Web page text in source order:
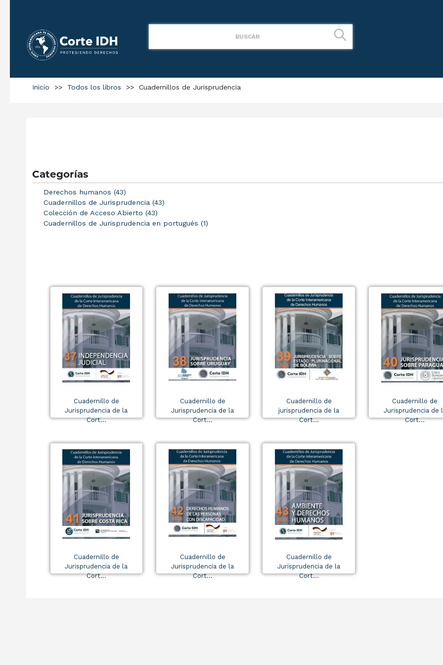
Inicio >> Todos los libros >> Cuadernillos de Jurisprudencia
Categorías
Derechos humanos (43)
Cuadernillos de Jurisprudencia (43)
Colección de Acceso Abierto (43)
Cuadernillos de Jurisprudencia en portugués (1)
Cuadernillo de
Jurisprudencia de la
Cort...
Cuadernillo de
Jurisprudencia de la
Cort...
Cuadernillo de
jurisprudencia de la
Cort...
Cuadernillo de
Jurisprudencia de
Cort...
Cuadernillo de
Jurisprudencia de la
Cort...
Cuadernillo de
Jurisprudencia de la
Cort...
Cuadernillo de
Jurisprudencia de la
Cort...